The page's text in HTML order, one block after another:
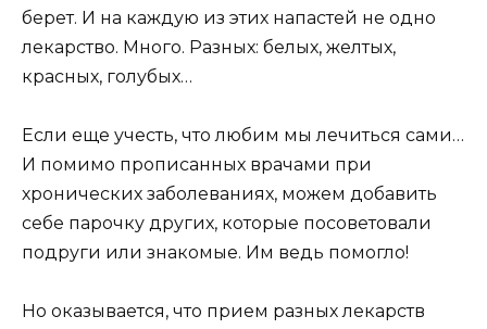
берет. И на каждую из этих напастей не одно
лекарство. Много. Разных: белых, желтых,
красных, голубых…
Если еще учесть, что любим мы лечиться сами…
И помимо прописанных врачами при
хронических заболеваниях, можем добавить
себе парочку других, которые посоветовали
подруги или знакомые. Им ведь помогло!
Но оказывается, что прием разных лекарств